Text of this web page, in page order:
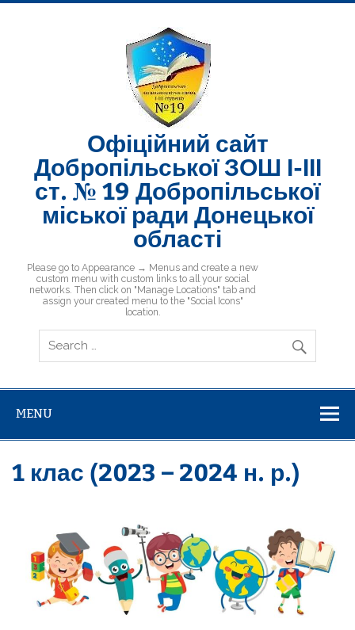
Skip
Офіційний сайт
Добропільської ЗОШ І-ІІІ
ст. № 19 Добропільської
міської ради Донецької
області
Добропільська ЗОШ № 19
Please go to Appearance → Menus and create a new
custom menu with custom links to all your social
networks. Then click on "Manage Locations" tab and
assign your created menu to the "Social Icons"
location.
MENU
1 клас (2023 – 2024 н. р.)